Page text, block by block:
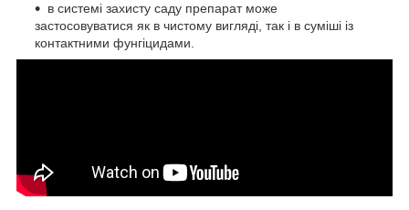
в системі захисту саду препарат може
застосовуватися як в чистому вигляді, так і в суміші із
контактними фунгіцидами.